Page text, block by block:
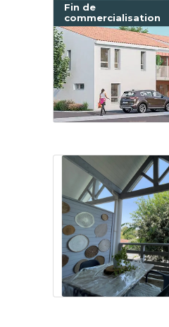
Fin de
commercialisation